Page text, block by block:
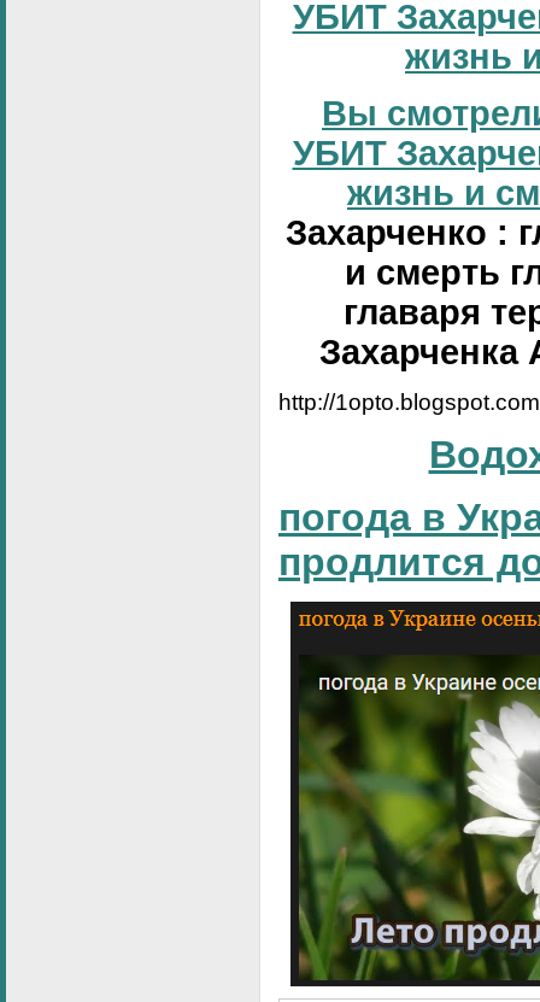
УБИТ
жизнь
Вы
УБИТ
жизнь и
Захарченко :
и смерть
главаря
Захарченка
http://
погода в
продлится